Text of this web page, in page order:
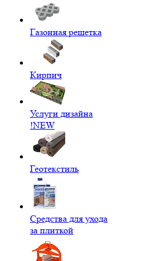
Газонная решетка
Кирпич
Услуги дизайна
!NEW
Геотекстиль
Средства для ухода
за плиткой